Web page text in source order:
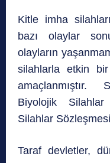
Kitle imha
bazı olaylar
olayların
silahlarla etkin
amaçlanmıştır.
Biyolojik
Silahlar
Taraf devletler,